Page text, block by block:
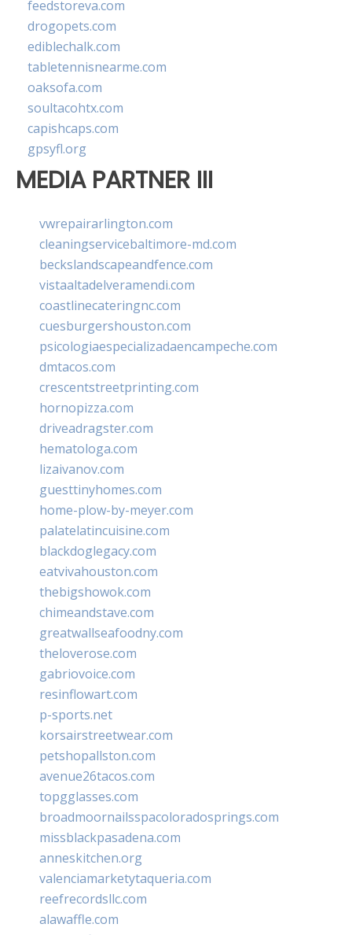
feedstoreva.com
drogopets.com
ediblechalk.com
tabletennisnearme.com
oaksofa.com
soultacohtx.com
capishcaps.com
gpsyfl.org
MEDIA PARTNER III
vwrepairarlington.com
cleaningservicebaltimore-md.com
beckslandscapeandfence.com
vistaaltadelveramendi.com
coastlinecateringnc.com
cuesburgershouston.com
psicologiaespecializadaencampeche.com
dmtacos.com
crescentstreetprinting.com
hornopizza.com
driveadragster.com
hematologa.com
lizaivanov.com
guesttinyhomes.com
home-plow-by-meyer.com
palatelatincuisine.com
blackdoglegacy.com
eatvivahouston.com
thebigshowok.com
chimeandstave.com
greatwallseafoodny.com
theloverose.com
gabriovoice.com
resinflowart.com
p-sports.net
korsairstreetwear.com
petshopallston.com
avenue26tacos.com
topgglasses.com
broadmoornailsspacoloradosprings.com
missblackpasadena.com
anneskitchen.org
valenciamarketytaqueria.com
reefrecordsllc.com
alawaffle.com